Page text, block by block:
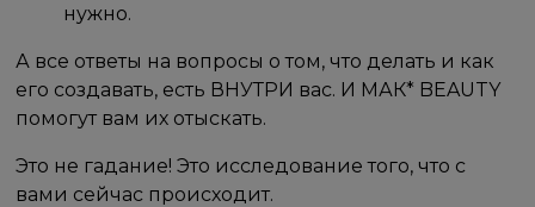
нужно.
А все ответы на вопросы о том, что делать и как
его создавать, есть ВНУТРИ вас. И МАК* BEAUTY
помогут вам их отыскать.
Это не гадание! Это исследование того, что с
вами сейчас происходит.